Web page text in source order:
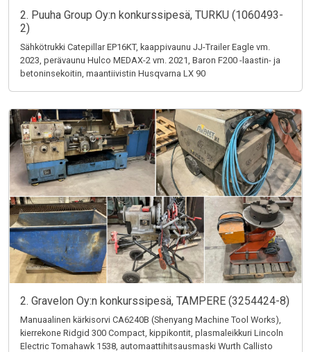
2. Puuha Group Oy:n konkurssipesä, TURKU (1060493-
2)
Sähkötrukki Catepillar EP16KT, kaappivaunu JJ-Trailer Eagle vm.
2023, perävaunu Hulco MEDAX-2 vm. 2021, Baron F200 -laastin- ja
betoninsekoitin, maantiivistin Husqvarna LX 90
2. Gravelon Oy:n konkurssipesä, TAMPERE (3254424-8)
Manuaalinen kärkisorvi CA6240B (Shenyang Machine Tool Works),
kierrekone Ridgid 300 Compact, kippikontit, plasmaleikkuri Lincoln
Electric Tomahawk 1538, automaattihitsausmaski Wurth Callisto